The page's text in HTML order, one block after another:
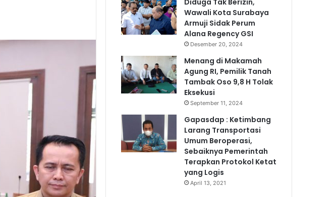
Diduga Tak Berizin,
Wawali Kota Surabaya
Armuji Sidak Perum
Alana Regency GSI
Desember 20, 2024
Menang di Makamah
Agung RI, Pemilik Tanah
Tambak Oso 9,8 H Tolak
Eksekusi
September 11, 2024
Gapasdap : Ketimbang
Larang Transportasi
Umum Beroperasi,
Sebaiknya Pemerintah
Terapkan Protokol Ketat
yang Logis
April 13, 2021